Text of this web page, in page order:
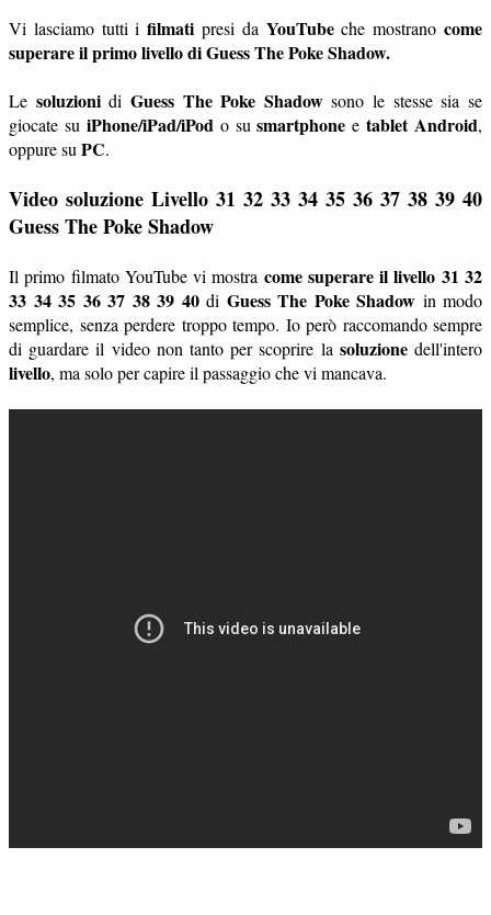
Vi lasciamo tutti ifilmati presi da YouTubeche mostranocome
superare il primo livello di Guess The Poke Shadow.
Le soluzionidi Guess The Poke Shadowsono le stesse sia se
giocate su iPhone/iPad/iPod o susmartphone etablet Android,
oppure su PC.
Video soluzione Livello 31 32 33 34 35 36 37 38 39 40
Guess The Poke Shadow
Il primo filmato YouTube vi mostra come superare il livello 31 32
33 34 35 36 37 38 39 40di Guess The Poke Shadow in modo
semplice, senza perdere troppo tempo. Io però raccomando sempre
di guardare il video non tanto per scoprire la soluzionedell'intero
livello, ma solo per capire il passaggio che vi mancava.